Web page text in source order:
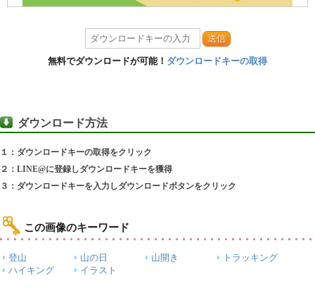
送信
無料でダウンロードが可能！ ダウンロードキーの取得
ダウンロード方法
１：ダウンロードキーの取得をクリック
２：LINE@に登録しダウンロードキーを獲得
３：ダウンロードキーを入力しダウンロードボタンをクリック
この画像のキーワード
登山 山の日 山開き
トラッキング
ハイキング
イラスト